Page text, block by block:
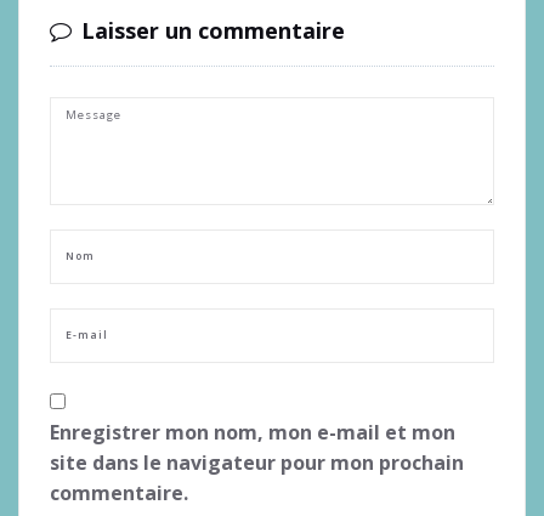
Laisser un commentaire
Enregistrer mon nom, mon e-mail et mon
site dans le navigateur pour mon prochain
commentaire.